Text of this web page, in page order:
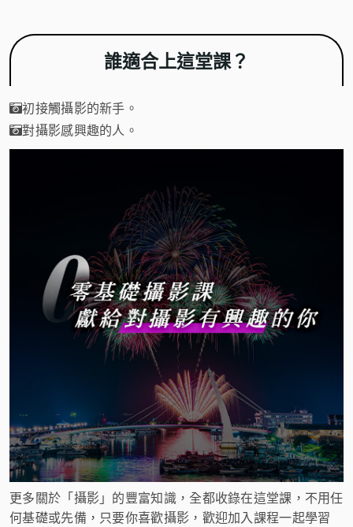
誰適合上這堂課？
初接觸攝影的新手。
對攝影感興趣的人。
更多關於「攝影」的豐富知識，全都收錄在這堂課，不用任
何基礎或先備，只要你喜歡攝影，歡迎加入課程一起學習